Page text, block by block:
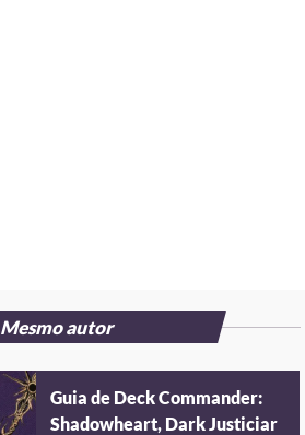
Mesmo autor
Guia de Deck Commander:
Shadowheart, Dark Justiciar